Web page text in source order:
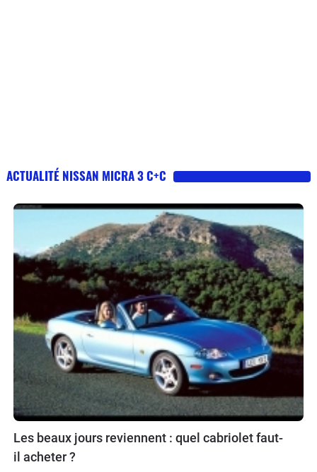
ACTUALITÉ NISSAN MICRA 3 C+C
Les beaux jours reviennent : quel cabriolet faut-
il acheter ?